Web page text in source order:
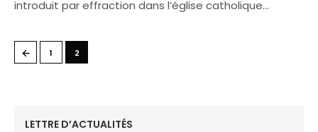
introduit par effraction dans l’église catholique…
← 1 2
LETTRE D’ACTUALITÉS